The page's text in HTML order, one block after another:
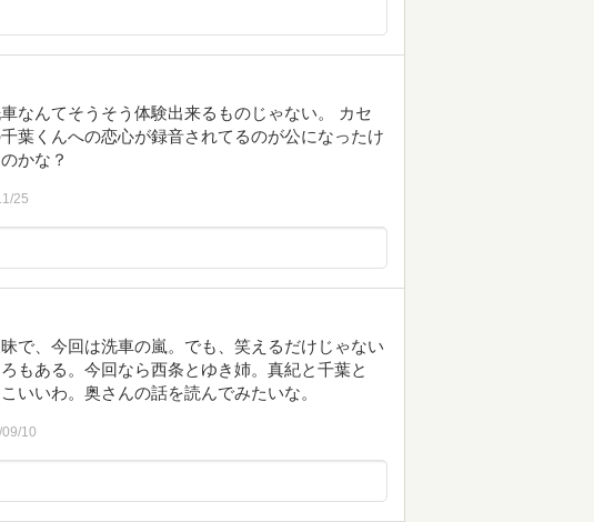
なんてそうそう体験出来るものじゃない。 カセ
葉くんへの恋心が録音されてるのが公になったけ
かな？
25
で、今回は洗車の嵐。でも、笑えるだけじゃない
もある。今回なら西条とゆき姉。真紀と千葉と
いいわ。奥さんの話を読んでみたいな。
10